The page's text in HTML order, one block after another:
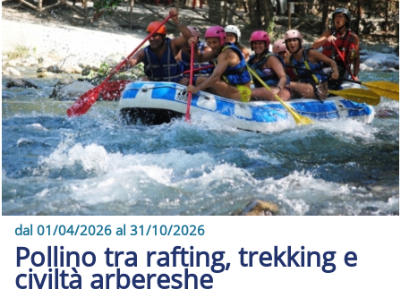
dal 01/04/2026 al 31/10/2026
Pollino tra rafting, trekking e
civiltà arbereshe